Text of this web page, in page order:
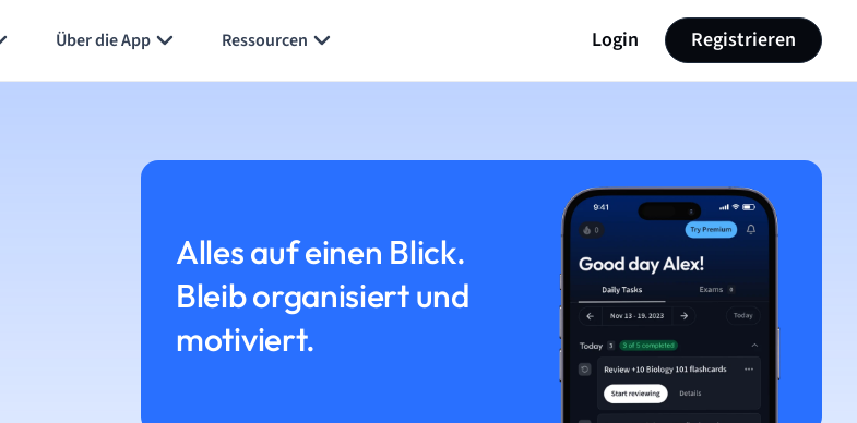
Über die App Ressourcen Login Registrieren
Alles auf einen Blick.
Bleib organisiert und
motiviert.